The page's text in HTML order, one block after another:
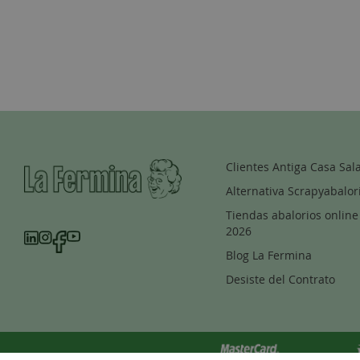
Clientes Antiga Casa Sala
Alternativa
Tiendas abalorios online
2026
Blog La Fermina
Desiste del Contrato